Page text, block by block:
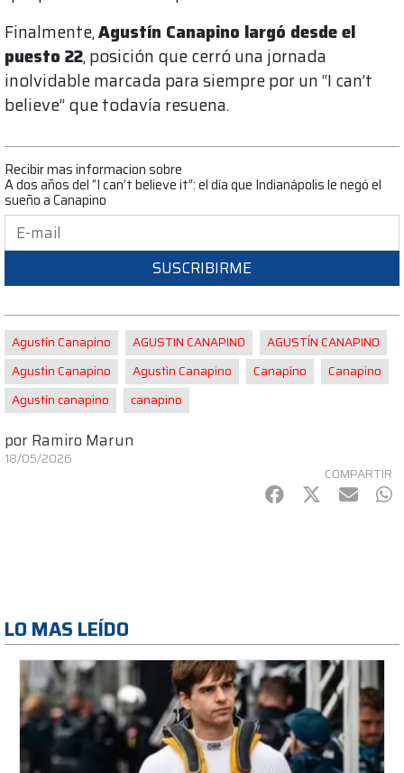
Finalmente,Agustín Canapino largó desde el
puesto 22, posición que cerró una jornada
inolvidable marcada para siempre por un “I can’t
believe” que todavía resuena.
Recibir mas informacion sobre
A dos años del “I can’t believe it”: el día que Indianápolis le negó el
sueño a Canapino
SUSCRIBIRME
Agustín Canapino AGUSTIN CANAPINO
AGUSTÍN CANAPINO
Agustin Canapino
Agustìn Canapino Canapíno
Canapino
Agustín canapino
canapino
por Ramiro Marun
18/05/2026
COMPARTIR
Facebook
Twitter
mail
LO MAS LEÍDO